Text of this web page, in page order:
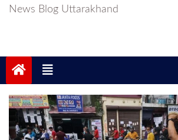
News Blog Uttarakhand